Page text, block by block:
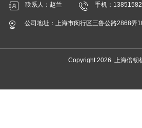
联系人：赵兰 手机：
公司地址：上海市闵行区三鲁公路2868弄
Copyright 2026 上海倍